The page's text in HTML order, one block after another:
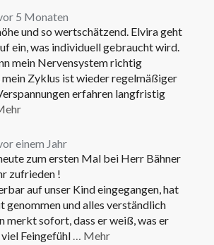
5 Monaten
und so wertschätzend. Elvira geht
ein, was individuell gebraucht wird.
mein Nervensystem richtig
mein Zyklus ist wieder regelmäßiger
erfahren langfristig
einem Jahr
zum ersten Mal bei Herr Bähner
zufrieden !
auf unser Kind eingegangen, hat
genommen und alles verständlich
merkt sofort, dass er weiß, was er
Feingefühl … Mehr